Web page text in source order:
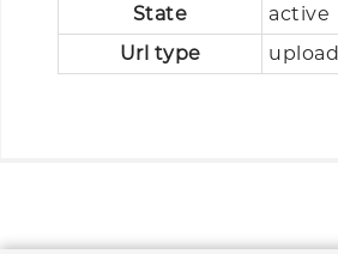
State
active
Url type
upload